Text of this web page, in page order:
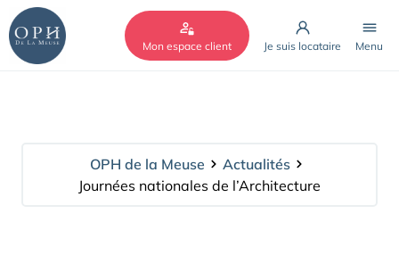
Mon espace client Je suis locataire Menu
OPH de la Meuse
Actualités
Journées nationales de l’Architecture
Cookies management panel